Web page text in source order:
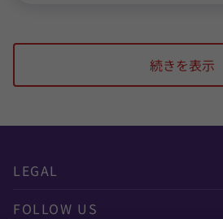
続きを表示
LEGAL
Privacy
FOLLOW US